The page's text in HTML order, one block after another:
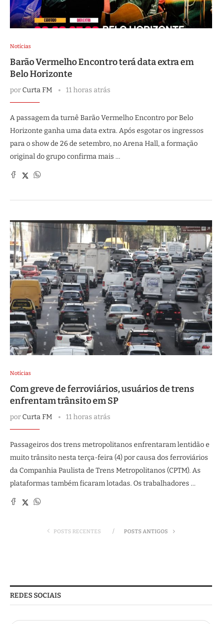
Notícias
Barão Vermelho Encontro terá data extra em
Belo Horizonte
porCurta FM 11 horas atrás
A passagem da turnê Barão Vermelho Encontro por Belo
Horizonte ganha uma data extra. Após esgotar os ingressos
para o show de 26 de setembro, no Arena Hall, a formação
original do grupo confirma mais …
Notícias
Com greve de ferroviários, usuários de trens
enfrentam trânsito em SP
porCurta FM 11 horas atrás
Passageiros dos trens metropolitanos enfrentaram lentidão e
muito trânsito nesta terça-feira (4) por causa dos ferroviários
da Companhia Paulista de Trens Metropolitanos (CPTM). As
plataformas também ficaram lotadas. Os trabalhadores …
POSTS RECENTES POSTS ANTIGOS
REDES SOCIAIS